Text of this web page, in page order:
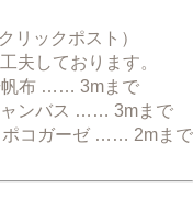
リックポスト）
夫しております。
布 …… 3mまで
ンバス …… 3mまで
コガーゼ …… 2mまで